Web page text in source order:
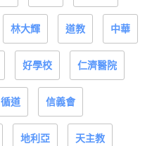
林大輝 道教 中華
好學校 仁濟醫院
循道 信義會
地利亞 天主教